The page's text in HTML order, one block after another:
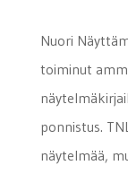
Nuori
toiminut
ponnistus.
näytelmää,